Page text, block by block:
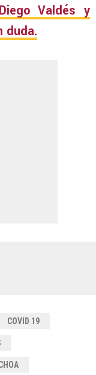
Diego Valdés y
duda.
COVID 19